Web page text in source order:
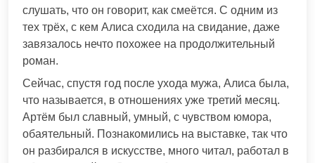
слушать, что он говорит, как смеётся. С одним из
тех трёх, с кем Алиса сходила на свидание, даже
завязалось нечто похожее на продолжительный
роман.
Сейчас, спустя год после ухода мужа, Алиса была,
что называется, в отношениях уже третий месяц.
Артём был славный, умный, с чувством юмора,
обаятельный. Познакомились на выставке, так что
он разбирался в искусстве, много читал, работал в